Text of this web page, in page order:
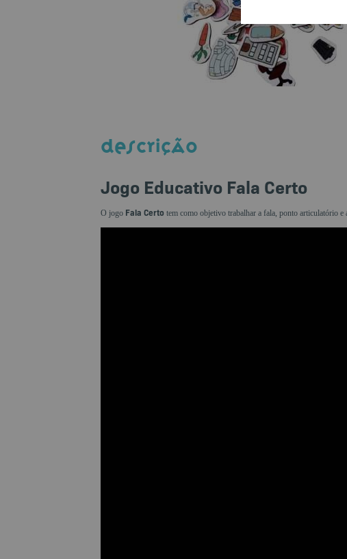
DESCRIÇÃO
Jogo Educativo Fala Certo
O jogo Fala Certo tem como objetivo trabalhar a fala, ponto articulatório e